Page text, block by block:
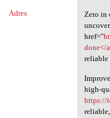
Adres
Zero in
href="
done</
reliable
high-
https://